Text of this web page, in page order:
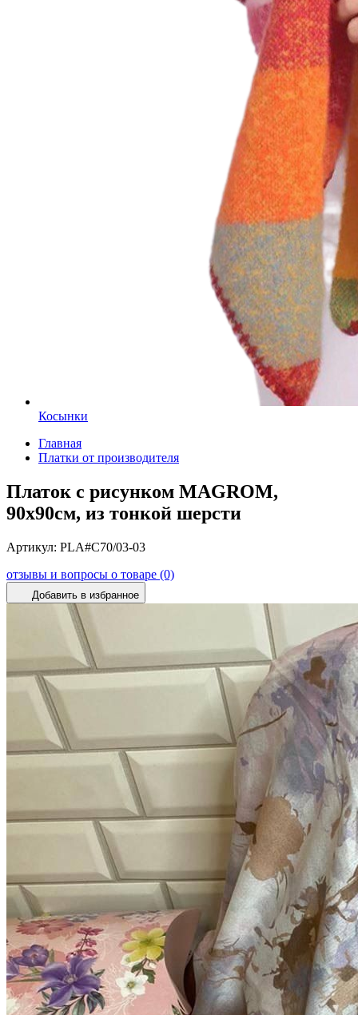
Косынки
Главная
Платки от производителя
Платок с рисунком MAGROM,
90х90см, из тонкой шерсти
Артикул: PLA#C70/03-03
отзывы и вопросы о товаре (0)
Добавить в избранное